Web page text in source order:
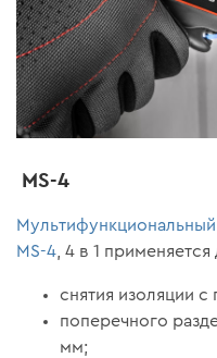
MS-4
MS-4, 4 в 1 применяется
снятия изоляции
поперечного
мм;